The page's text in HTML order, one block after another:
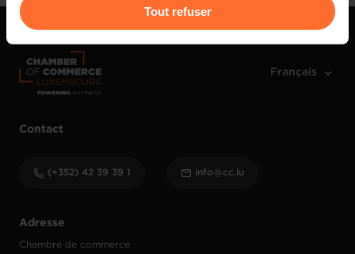
Pour de plus amples informations sur la manière dont
nous utilisons lescookies et sommes amenés à traiter
vos données personnelles, vous pouvez consulter notre
Charte d’usage des cookies
protection des données personnelles
Tout refuser
Adresse
Chambre de commerce
Contact
(+352) 42 39 39 1 info@cc.lu